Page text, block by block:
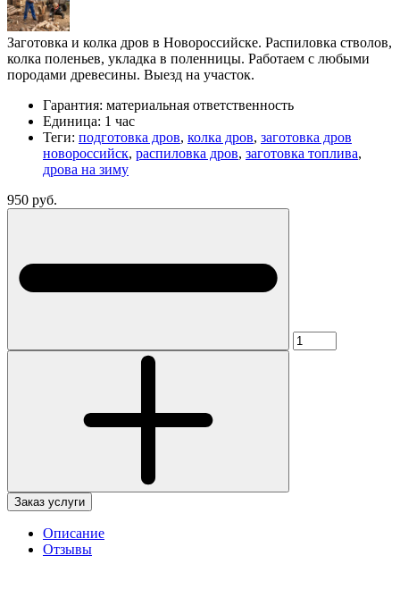
Заготовка и колка дров в Новороссийске. Распиловка стволов,
колка поленьев, укладка в поленницы. Работаем с любыми
породами древесины. Выезд на участок.
Гарантия: материальная ответственность
Единица: 1 час
Теги: подготовка дров, колка дров, заготовка дров
новороссийск, распиловка дров, заготовка топлива,
дрова на зиму
950 руб.
Заказ услуги
Описание
Отзывы